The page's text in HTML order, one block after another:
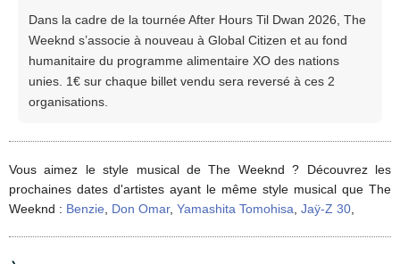
Dans la cadre de la tournée After Hours Til Dwan 2026, The
Weeknd s’associe à nouveau à Global Citizen et au fond
humanitaire du programme alimentaire XO des nations
unies. 1€ sur chaque billet vendu sera reversé à ces 2
organisations.
Vous aimez le style musical de The Weeknd ? Découvrez les
prochaines dates d'artistes ayant le même style musical que The
Weeknd : Benzie Don Omar, Yamashita Tomohisa Jaÿ-Z 30